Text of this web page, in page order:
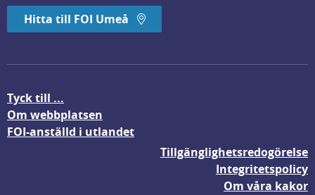
Hitta till FOI Umeå
Tyck till ...
Om webbplatsen
FOI-anställd i utlandet
Tillgänglighetsredogörelse
Integritetspolicy
Om våra kakor